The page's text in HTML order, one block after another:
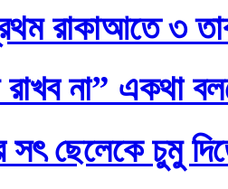
রাকাআতে ৩
না” একথা
সৎ ছেলেকে চুমু